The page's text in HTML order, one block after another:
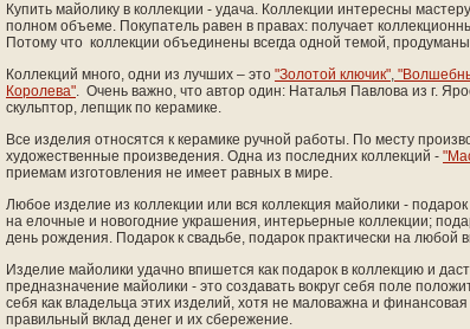
Купить майолику в коллекции - удача. Коллекции интересны
полном объеме. Покупатель равен в правах: получает
Потому что коллекции объединены всегда одной темой,
Коллекций много, одни из лучших – это "Золотой ключик",
Королева". Очень важно, что автор один: Наталья Павлова из г.
скульптор, лепщик по керамике.
Все изделия относятся к керамике ручной работы. По месту
художественные произведения. Одна из последних коллекций -
приемам изготовления не имеет равных в мире.
Любое изделие из коллекции или вся коллекция майолики -
на елочные и новогодние украшения, интерьерные коллекции;
день рождения. Подарок к свадьбе, подарок практически на любой
Изделие майолики удачно впишется как подарок в коллекцию и
предназначение майолики - это создавать вокруг себя поле
себя как владельца этих изделий, хотя не маловажна и
правильный вклад денег и их сбережение.